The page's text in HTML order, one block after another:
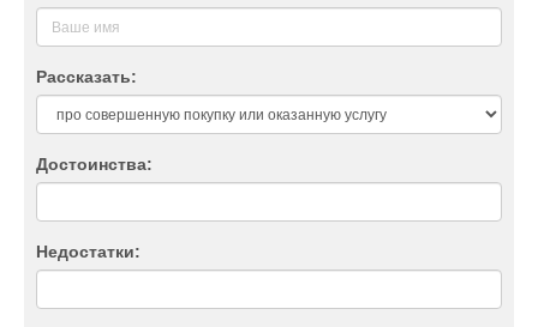
Рассказать:
Достоинства:
Недостатки: